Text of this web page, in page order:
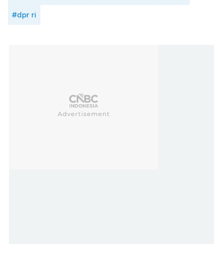
#dpr ri